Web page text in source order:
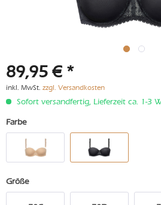
89,95 € *
inkl. MwSt. zzgl. Versandkosten
Sofort versandfertig, Lieferzeit ca. 1-3
Farbe
Größe